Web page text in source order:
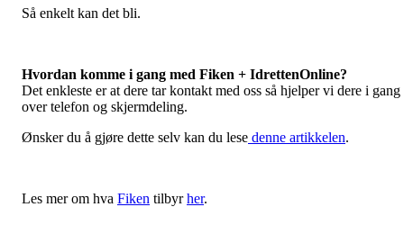
Så enkelt kan det bli.
Hvordan komme i gang med Fiken + IdrettenOnline?
Det enkleste er at dere tar kontakt med oss så hjelper vi dere i gang
over telefon og skjermdeling.
Ønsker du å gjøre dette selv kan du lese denne artikkelen.
Les mer om hva Fiken tilbyrher.